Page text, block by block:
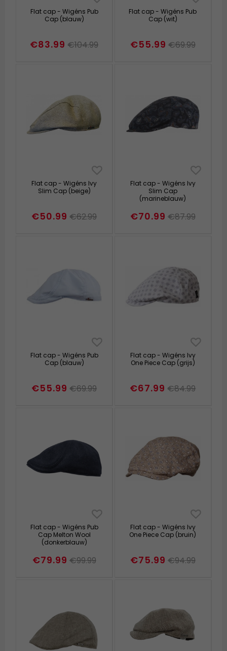
Flat cap - Wigéns Pub
Cap (blauw)
€83.99 €104.99
Flat cap - Wigéns Pub
Cap (wit)
€55.99 €69.99
Flat cap - Wigéns Ivy
Slim Cap (beige)
€50.99 €62.99
Flat cap - Wigéns Ivy
Slim Cap
(marineblauw)
€70.99 €87.99
Flat cap - Wigéns Pub
Cap (blauw)
€55.99 €69.99
Flat cap - Wigéns Ivy
One Piece Cap (grijs)
€67.99 €84.99
Flat cap - Wigéns Pub
Cap Melton Wool
(donkerblauw)
€79.99 €99.99
Flat cap - Wigéns Ivy
One Piece Cap (bruin)
€75.99 €94.99